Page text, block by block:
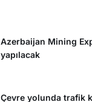
Azerbaijan Mining
yapılacak
Çevre yolunda trafik